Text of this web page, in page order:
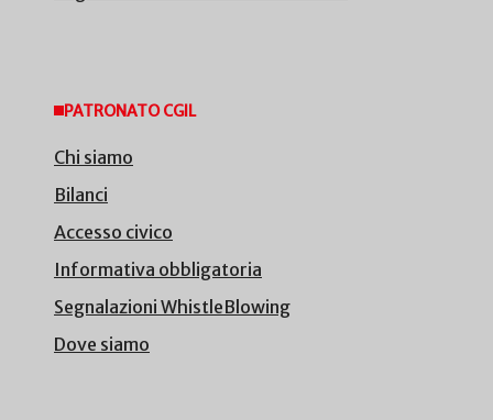
PATRONATO CGIL
Chi siamo
Bilanci
Accesso civico
Informativa obbligatoria
Segnalazioni WhistleBlowing
Dove siamo